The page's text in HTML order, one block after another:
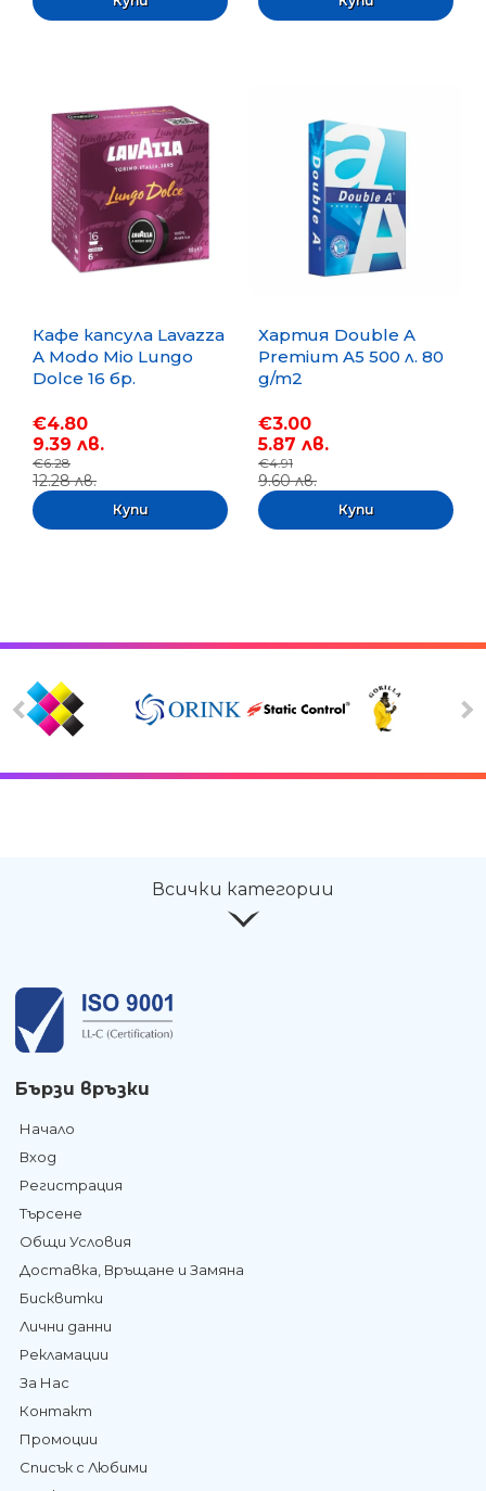
Кафе капсула Lavazza
A Modo Mio Lungo
Dolce 16 бр.
€4.80
9.39 лв.
€6.28
12.28 лв.
Хартия Double A
Premium A5 500 л. 80
g/m2
€3.00
5.87 лв.
€4.91
9.60 лв.
Всички категории
Бързи връзки
Начало
Вход
Регистрация
Търсене
Общи Условия
Доставка, Връщане и Замяна
Бисквитки
Лични данни
Рекламации
За Нас
Контакт
Промоции
Списък с Любими